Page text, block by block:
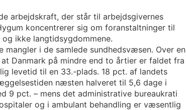
arbejdskraft, der står til arbejdsgivernes
koncentrerer sig om foranstaltninger til
ikke langtidsygdommene.
i de samlede sundhedsvæsen. Over en
Danmark på mindre end to årtier er faldet fra
levetid til en 33.-plads. 18 pct. af landets
næsten halveret til 5,6 dage i
9 pct. – mens det administrative bureaukrati
og i ambulant behandling er væsentlig